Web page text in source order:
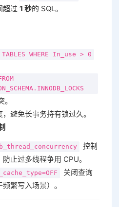
过 1 秒‌的 SQL。
TABLES WHERE In_use > 0
避免长事务持有锁过久。
控制
止过多线程争用 CPU。
关闭查询
繁写入场景）。